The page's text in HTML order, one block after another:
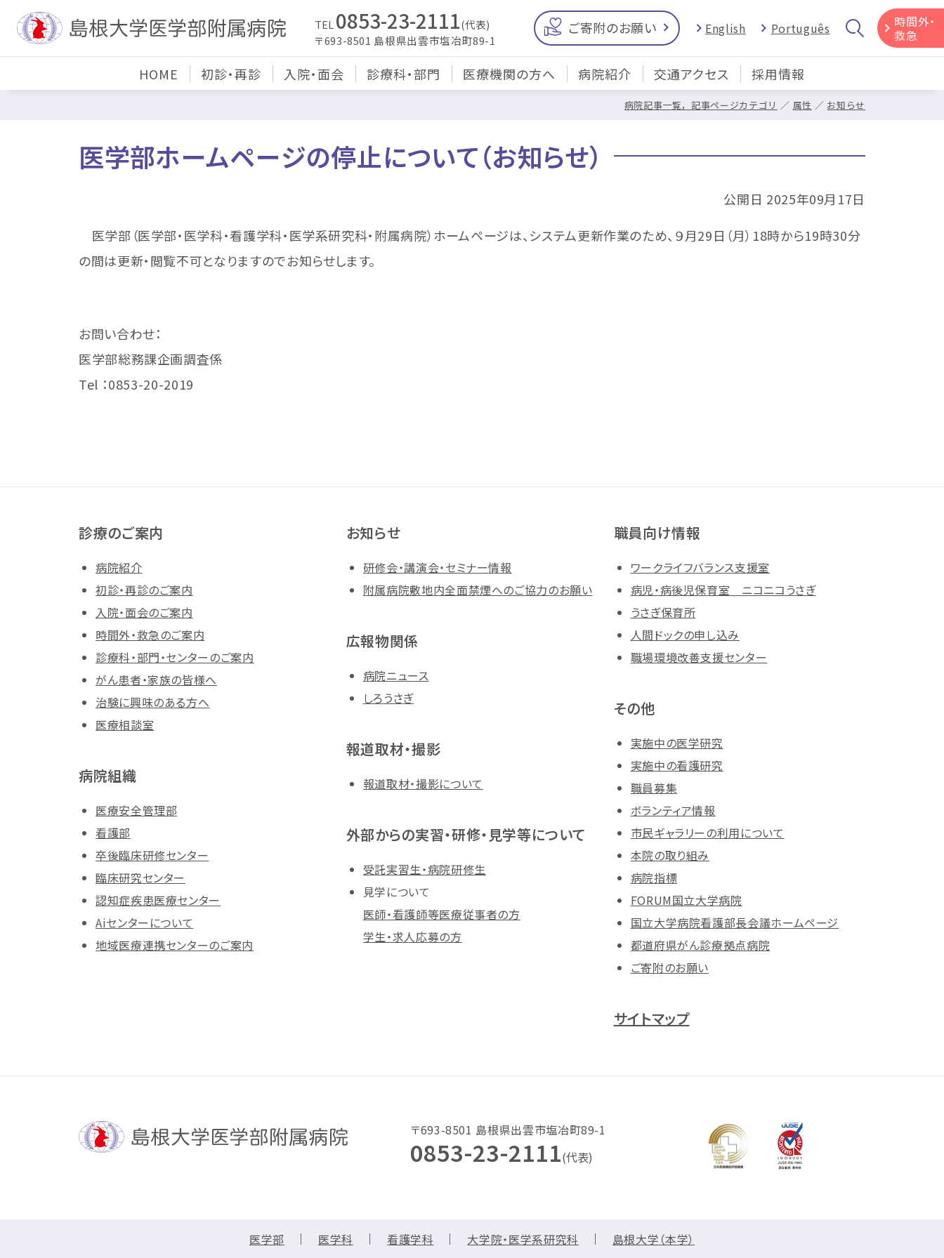
TEL 0853-23-2111(代表)
〒693-8501 島根県出雲市塩冶町89-1
ご寄附のお願い English Português
時間外・
救急
HOME 初診・再診 入院・面会 診療科・部門 医療機関の方へ 病院紹介 交通アクセス 採用情報
病院記事一覧，記事ページカテゴリ 属性 お知らせ
医学部ホームページの停止について（お知らせ）
公開日 2025年09月17日
医学部（医学部・医学科・看護学科・医学系研究科・附属病院）ホームページは、システム更新作業のため、９月29日（月）18時から19時30分
の間は更新・閲覧不可となりますのでお知らせします。
お問い合わせ：
医学部総務課企画調査係
Tel ：0853-20-2019
診療のご案内
病院紹介
初診・再診のご案内
入院・面会のご案内
時間外・救急のご案内
診療科・部門・センターのご案内
がん患者・家族の皆様へ
治験に興味のある方へ
医療相談室
病院組織
医療安全管理部
看護部
卒後臨床研修センター
臨床研究センター
認知症疾患医療センター
Aiセンターについて
地域医療連携センターのご案内
お知らせ
研修会・講演会・セミナー情報
附属病院敷地内全面禁煙へのご協力のお願い
広報物関係
病院ニュース
しろうさぎ
報道取材・撮影
報道取材・撮影について
外部からの実習・研修・見学等について
受託実習生・病院研修生
見学について
医師・看護師等医療従事者の方
学生・求人応募の方
職員向け情報
ワークライフバランス支援室
病児・病後児保育室 ニコニコうさぎ
うさぎ保育所
人間ドックの申し込み
職場環境改善支援センター
その他
実施中の医学研究
実施中の看護研究
職員募集
ボランティア情報
市民ギャラリーの利用について
本院の取り組み
病院指標
FORUM国立大学病院
国立大学病院看護部長会議ホームページ
都道府県がん診療拠点病院
ご寄附のお願い
サイトマップ
〒693-8501 島根県出雲市塩冶町89-1
0853-23-2111(代表)
医学部 医学科 看護学科 大学院・医学系研究科 島根大学（本学）